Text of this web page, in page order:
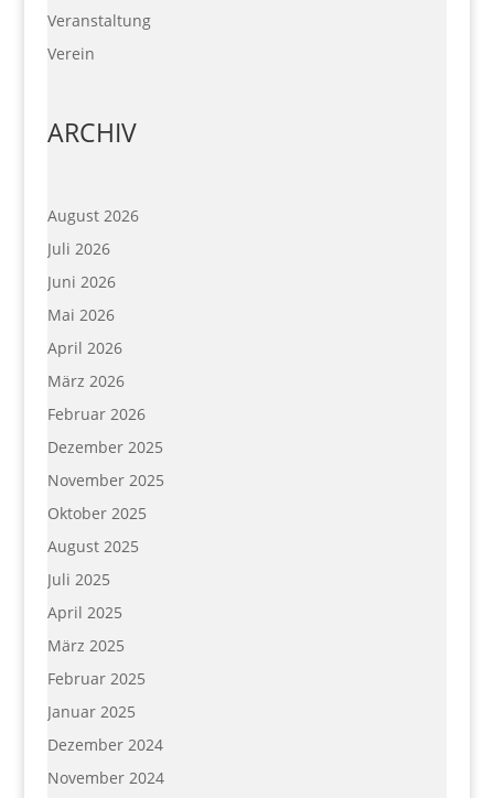
Veranstaltung
Verein
ARCHIV
August 2026
Juli 2026
Juni 2026
Mai 2026
April 2026
März 2026
Februar 2026
Dezember 2025
November 2025
Oktober 2025
August 2025
Juli 2025
April 2025
März 2025
Februar 2025
Januar 2025
Dezember 2024
November 2024